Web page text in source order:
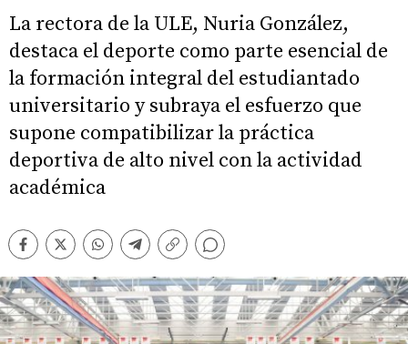
La rectora de la ULE, Nuria González,
destaca el deporte como parte esencial de
la formación integral del estudiantado
universitario y subraya el esfuerzo que
supone compatibilizar la práctica
deportiva de alto nivel con la actividad
académica
Facebook
TwitterWhatsappTelegram
Copiar
Comentarios